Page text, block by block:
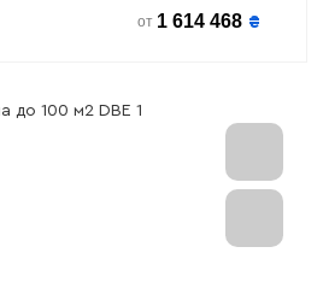
от 1 614 468 ₴